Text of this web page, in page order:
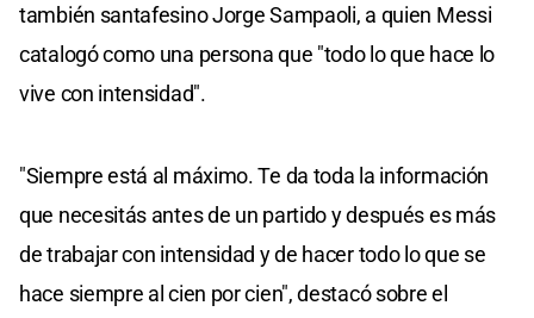
también santafesino Jorge Sampaoli, a quien Messi
catalogó como una persona que "todo lo que hace lo
vive con intensidad".
"Siempre está al máximo. Te da toda la información
que necesitás antes de un partido y después es más
de trabajar con intensidad y de hacer todo lo que se
hace siempre al cien por cien", destacó sobre el